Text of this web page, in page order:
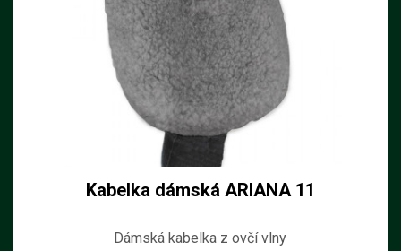
Kabelka dámská ARIANA 11
Dámská kabelka z ovčí vlny